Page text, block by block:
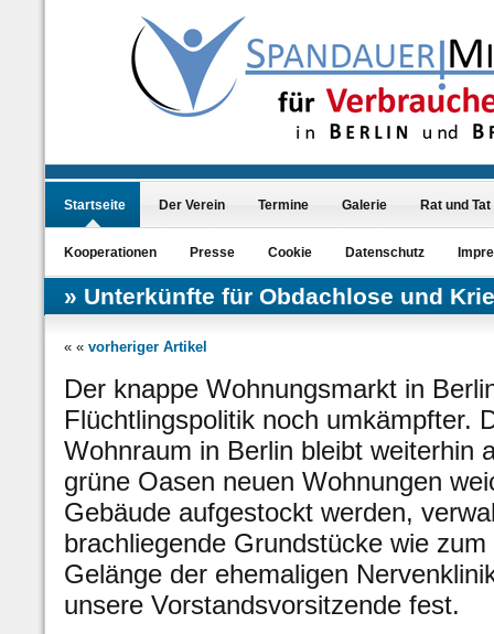
Startseite Der Verein Termine Galerie Rat und Tat
Kooperationen Presse Cookie Datenschutz
Unterkünfte für Obdachlose und
« « vorheriger Artikel
Der knappe Wohnungsmarkt in
Flüchtlingspolitik noch umkämpfter.
Wohnraum in Berlin bleibt weiterhin
grüne Oasen neuen Wohnungen
Gebäude aufgestockt werden,
brachliegende Grundstücke wie
Gelänge der ehemaligen
unsere Vorstandsvorsitzende fest.